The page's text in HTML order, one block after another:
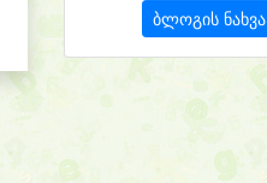
ბლოგის ნახვა